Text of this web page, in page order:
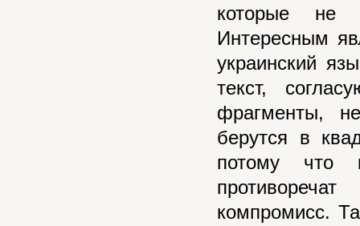
которые не
Интересным
украинский
текст,
фрагменты,
берутся в
потому что
компромисс.